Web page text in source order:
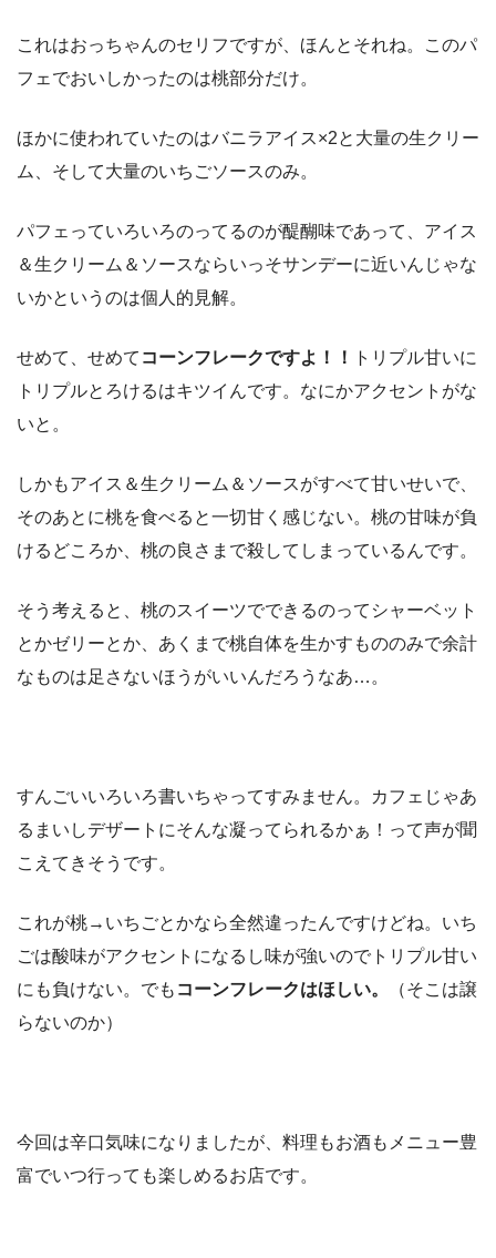
これはおっちゃんのセリフですが、ほんとそれね。このパ
フェでおいしかったのは桃部分だけ。
ほかに使われていたのはバニラアイス×2と大量の生クリー
ム、そして大量のいちごソースのみ。
パフェっていろいろのってるのが醍醐味であって、アイス
＆生クリーム＆ソースならいっそサンデーに近いんじゃな
いかというのは個人的見解。
せめて、せめて コーンフレークですよ！！
トリプル甘いに
トリプルとろけるはキツイんです。なにかアクセントがな
いと。
しかもアイス＆生クリーム＆ソースがすべて甘いせいで、
そのあとに桃を食べると一切甘く感じない。桃の甘味が負
けるどころか、桃の良さまで殺してしまっているんです。
そう考えると、桃のスイーツでできるのってシャーベット
とかゼリーとか、あくまで桃自体を生かすもののみで余計
なものは足さないほうがいいんだろうなあ…。
すんごいいろいろ書いちゃってすみません。カフェじゃあ
るまいしデザートにそんな凝ってられるかぁ！って声が聞
こえてきそうです。
これが桃→いちごとかなら全然違ったんですけどね。いち
ごは酸味がアクセントになるし味が強いのでトリプル甘い
にも負けない。でも コーンフレークはほしい。
（そこは譲
らないのか）
今回は辛口気味になりましたが、料理もお酒もメニュー豊
富でいつ行っても楽しめるお店です。